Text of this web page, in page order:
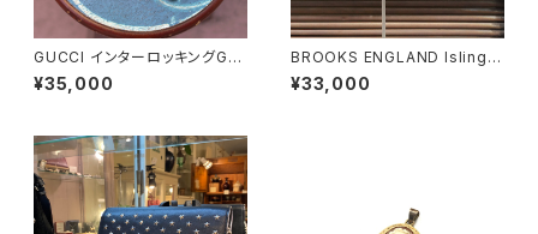
GUCCI インターロッキングGド
ッグ キーホルダー
¥35,000
BROOKS ENGLAND Islingto
n Rucksack
¥33,000